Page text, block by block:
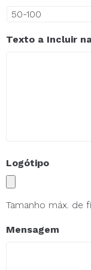
Texto a Incluir
Logótipo
Tamanho máx. de
Mensagem